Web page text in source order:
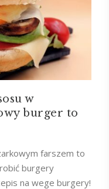
w
burger to
farszem to
burgery
na wege burgery!